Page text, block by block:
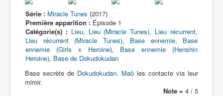
Événement
Ferme
Hôpital
Restauration
Série : Miracle Tunes (2017)
Première apparition : Épisode 1
Catégorie(s) : Lieu, Lieu (Miracle Tunes), Lieu récurrent,
Lieu récurrent (Miracle Tunes), Base ennemie, Base
ennemie (Girls x Heroine), Base ennemie (Henshin
Heroine), Base de Dokudokudan
Base secrète de Dokudokudan. Maô les contacte via leur
miroir.
Note = 4 / 5